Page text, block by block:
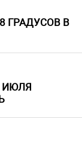
ГРАДУСОВ В
ИЮЛЯ